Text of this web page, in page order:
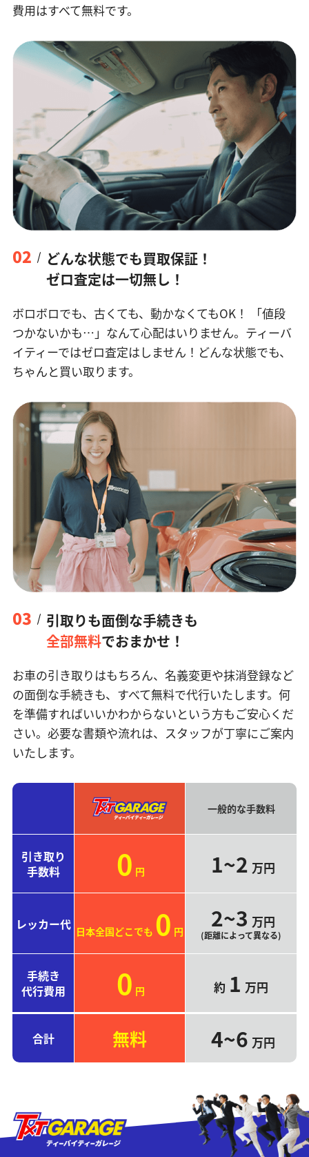
費用はすべて無料です。
02
どんな状態でも買取保証！
ゼロ査定は一切無し！
ボロボロでも、古くても、動かなくてもOK！
「値段
つかないかも…」なんて心配はいりません。ティーバ
イティーではゼロ査定はしません！どんな状態でも、
ちゃんと買い取ります。
03
引取りも面倒な手続きも
全部無料でおまかせ！
お車の引き取りはもちろん、名義変更や抹消登録など
の面倒な手続きも、すべて無料で代行いたします。何
を準備すればいいかわからないという方もご安心くだ
さい。必要な書類や流れは、スタッフが丁寧にご案内
いたします。
一般的な手数料
引き取り
手数料
0 円 1~2 万円
レッカー代 日本全国どこでも 0 円 2~3 万円
(距離によって異なる)
手続き
代行費用
0 円 約 1 万円
合計 無料 4~6 万円